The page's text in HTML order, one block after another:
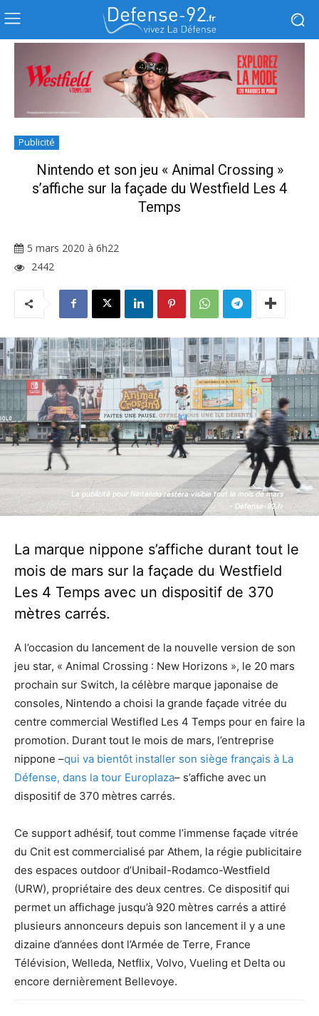
Publicité
Nintendo et son jeu « Animal Crossing »
s’affiche sur la façade du Westfield Les 4
Temps
5 mars 2020 à 6h22
2442
La publicité pour Nintendo restera visible tout le mois de mars
- Defense-92.fr
La publicité pour Nintendo restera visible tout le mois de mars
- Defense-92.fr
La marque nippone s’affiche durant tout le
mois de mars sur la façade du Westfield
Les 4 Temps avec un dispositif de 370
mètres carrés.
A l’occasion du lancement de la nouvelle version de son
jeu star, « Animal Crossing : New Horizons », le 20 mars
prochain sur Switch, la célèbre marque japonaise de
consoles, Nintendo a choisi la grande façade vitrée du
centre commercial Westifled Les 4 Temps pour en faire la
promotion. Durant tout le mois de mars, l’entreprise
nippone –qui va bientôt installer son siège français à La
Défense, dans la tour Europlaza– s’affiche avec un
dispositif de 370 mètres carrés.
Ce support adhésif, tout comme l’immense façade vitrée
du Cnit est commercialisé par Athem, la régie publicitaire
des espaces outdoor d’Unibail-Rodamco-Westfield
(URW), propriétaire des deux centres. Ce dispositif qui
permet un affichage jusqu’à 920 mètres carrés a attiré
plusieurs annonceurs depuis son lancement il y a une
dizaine d’années dont l’Armée de Terre, France
Télévision, Welleda, Netflix, Volvo, Vueling et Delta ou
encore dernièrement Bellevoye.